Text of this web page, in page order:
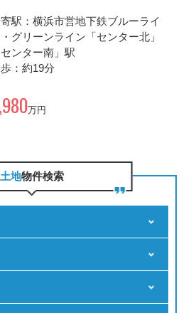
駅：横浜市営地下鉄ブルーライ
グリーンライン「センター北」
センター南」駅
：約19分
万円
⼟地物件検索